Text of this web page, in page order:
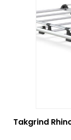
Takgrind